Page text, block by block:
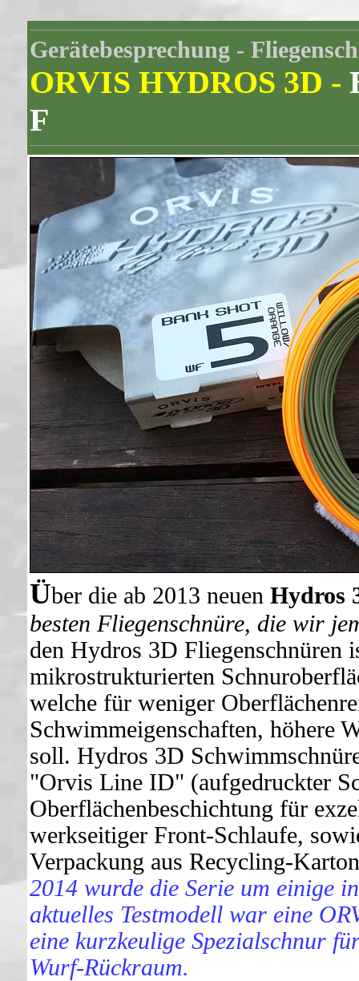
Gerätebesprechung -
ORVIS HYDROS 3D -
F
Über die ab 2013 neuen Hydros
besten Fliegenschnüre, die wir
den Hydros 3D Fliegenschnüren
mikrostrukturierten
welche für weniger
Schwimmeigenschaften, höhere
soll. Hydros 3D
"Orvis Line ID" (aufgedruckter
Oberflächenbeschichtung für
werkseitiger Front-Schlaufe,
Verpackung aus Recycling-
2014 wurde die Serie um einige
aktuelles Testmodell war eine
eine kurzkeulige Spezialschnur
Wurf-Rückraum.